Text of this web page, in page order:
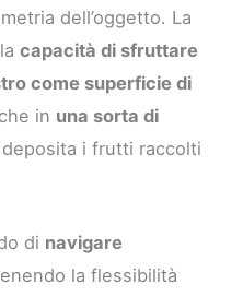
dell’oggetto. La
capacità di sfruttare
come superficie di
in una sorta di
i frutti raccolti
di navigare
la flessibilità